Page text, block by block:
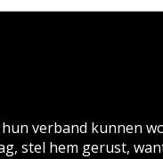
verband kunnen
stel hem gerust,